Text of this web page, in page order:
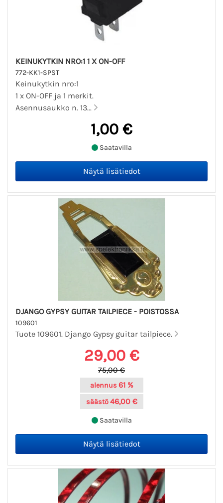
KEINUKYTKIN NRO:1 1 X ON-OFF
772-KK1-SPST
Keinukytkin nro:1
1 x ON-OFF ja 1 merkit.
Asennusaukko n. 13...
1,00 €
Saatavilla
DJANGO GYPSY GUITAR TAILPIECE - POISTOSSA
109601
Tuote 109601. Django Gypsy guitar tailpiece.
29,00 €
75,00 €
alennus 61 %
säästö 46,00 €
Saatavilla